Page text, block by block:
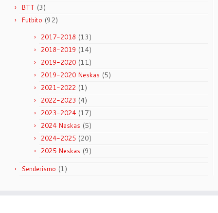
BTT (3)
Futbito (92)
2017-2018 (13)
2018-2019 (14)
2019-2020 (11)
2019-2020 Neskas (5)
2021-2022 (1)
2022-2023 (4)
2023-2024 (17)
2024 Neskas (5)
2024-2025 (20)
2025 Neskas (9)
Senderismo (1)